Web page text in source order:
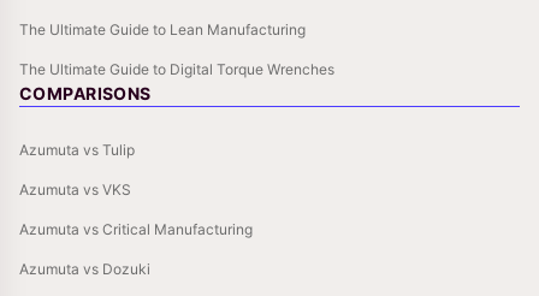
The Ultimate Guide to Lean Manufacturing
The Ultimate Guide to Digital Torque Wrenches
COMPARISONS
Azumuta vs Tulip
Azumuta vs VKS
Azumuta vs Critical Manufacturing
Azumuta vs Dozuki